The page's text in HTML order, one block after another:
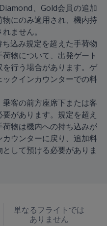
、Gold会員の追加
にのみ適用され、機内持
ません。
込み規定を超えた手荷物
物について、出発ゲート
行う場合があります。ゲ
クインカウンターでの料
客の前方座席下または客
があります。規定を超え
物は機内への持ち込みが
ウンターに戻り、追加料
して預ける必要がありま
単なるフライトでは
ありません